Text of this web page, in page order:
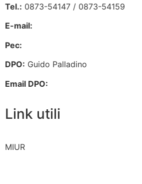
Tel.: 0873-54147 / 0873-54159
E-mail:
Pec:
DPO: Guido Palladino
Email DPO:
Link utili
MIUR